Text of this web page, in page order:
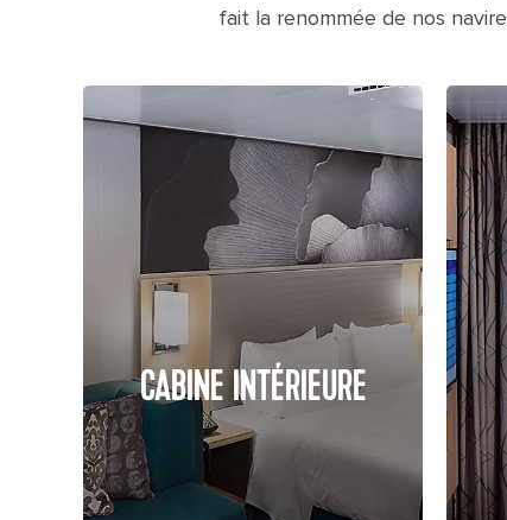
fait la renommée de nos
CABINE INTÉRIEURE